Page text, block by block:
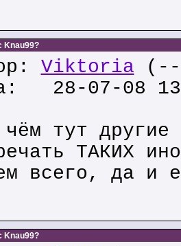
Knau99?
Viktoria
28-07-08
чём тут другие
ТАКИХ
всего, да и
Knau99?